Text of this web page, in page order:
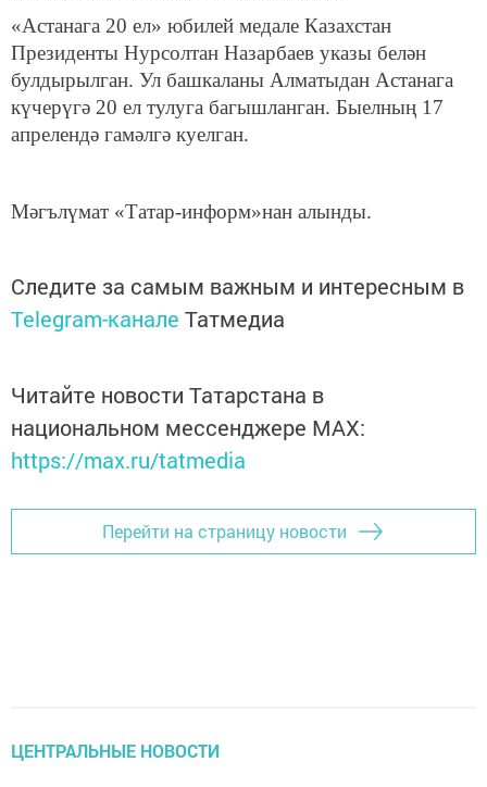
«Астанага 20 ел» юбилей медале Казахстан
Президенты Нурсолтан Назарбаев указы белән
булдырылган. Ул башкаланы Алматыдан Астанага
күчерүгә 20 ел тулуга багышланган. Быелның 17
апрелендә гамәлгә куелган.
Мәгълүмат «Татар-информ»нан алынды.
Следите за самым важным и интересным в
Telegram-канале Татмедиа
Читайте новости Татарстана в
национальном мессенджере MАХ:
https://max.ru/tatmedia
Перейти на страницу новости
ЦЕНТРАЛЬНЫЕ НОВОСТИ